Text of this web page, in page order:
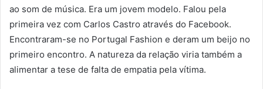
ao som de música. Era um jovem modelo. Falou pela
primeira vez com Carlos Castro através do Facebook.
Encontraram-se no Portugal Fashion e deram um beijo no
primeiro encontro. A natureza da relação viria também a
alimentar a tese de falta de empatia pela vítima.